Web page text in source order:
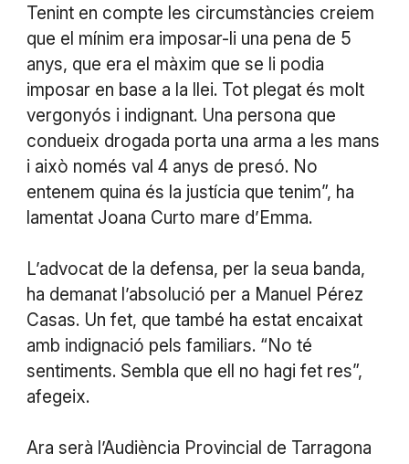
Tenint en compte les circumstàncies creiem
que el mínim era imposar-li una pena de 5
anys, que era el màxim que se li podia
imposar en base a la llei. Tot plegat és molt
vergonyós i indignant. Una persona que
condueix drogada porta una arma a les mans
i això només val 4 anys de presó. No
entenem quina és la justícia que tenim”, ha
lamentat Joana Curto mare d’Emma.
L’advocat de la defensa, per la seua banda,
ha demanat l’absolució per a Manuel Pérez
Casas. Un fet, que també ha estat encaixat
amb indignació pels familiars. “No té
sentiments. Sembla que ell no hagi fet res”,
afegeix.
Ara serà l’Audiència Provincial de Tarragona